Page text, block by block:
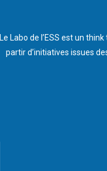
Le Labo de l’ESS est un
partir d’initiatives issues